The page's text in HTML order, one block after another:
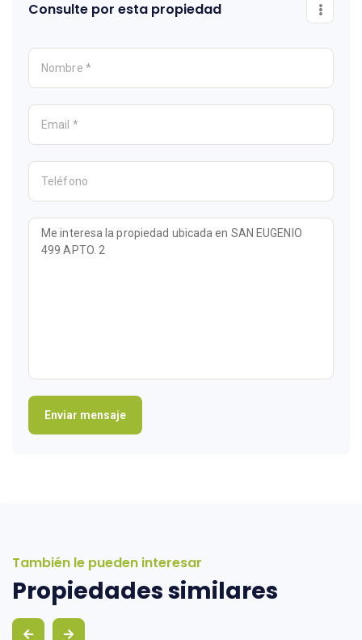
Consulte por esta propiedad
También le pueden interesar
Propiedades similares